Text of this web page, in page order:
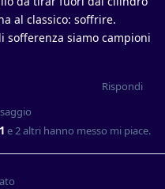
al classico: soffrire.
sofferenza siamo campioni
Rispondi
e2altri hanno messo mi piace.